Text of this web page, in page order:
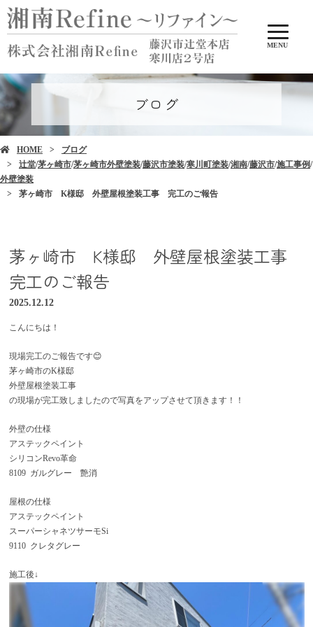
MENU
ブログ
HOME
ブログ
辻堂/茅ヶ崎市/茅ヶ崎市外壁塗装/藤沢市塗装/寒川町塗装/湘南/藤沢市/施工事例/
外壁塗装
茅ヶ崎市 K様邸 外壁屋根塗装工事 完工のご報告
茅ヶ崎市 K様邸 外壁屋根塗装工事
完工のご報告
2025.12.12
こんにちは！
現場完工のご報告です😊
茅ヶ崎市のK様邸
外壁屋根塗装工事
の現場が完工致しましたので写真をアップさせて頂きます！！
外壁の仕様
アステックペイント
シリコンRevo革命
8109 ガルグレー 艶消
屋根の仕様
アステックペイント
スーパーシャネツサーモSi
9110 クレタグレー
施工後↓